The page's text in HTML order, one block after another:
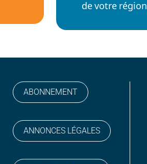
de votre région
ABONNEMENT
ANNONCES LÉGALES